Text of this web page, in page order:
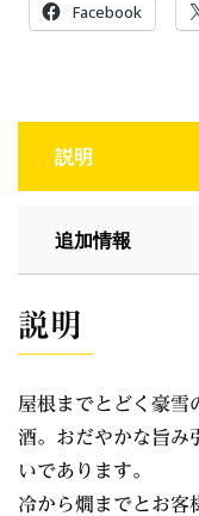
Facebook
説明
追加情報
説明
屋根までとどく豪雪
酒。おだやかな旨み
いであります。
冷から燗までとお客